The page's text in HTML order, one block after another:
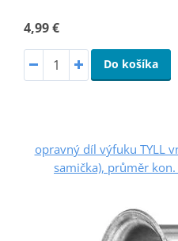
4,99 €
Do košíka
opravný díl výfuku TYLL
samička), průměr